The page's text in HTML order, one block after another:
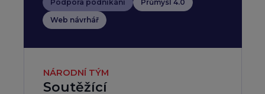
Podpora podnikání
Průmysl 4.0
Web návrhář
NÁRODNÍ TÝM
Soutěžící